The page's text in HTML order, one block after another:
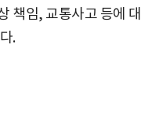
책임, 교통사고 등에 대
.